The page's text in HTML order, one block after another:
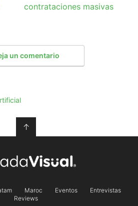
contrataciones masivas
un comentario
↑
Maroc Eventos
Entrevistas
Reviews